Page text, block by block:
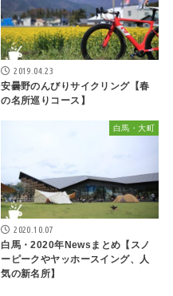
2019.04.23
安曇野のんびりサイクリング【春
の名所巡りコース】
白馬・大町
2020.10.07
白馬・2020年Newsまとめ【スノ
ーピークやヤッホースイング、人
気の新名所】